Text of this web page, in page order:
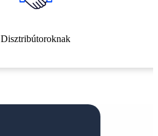
Disztribútoroknak